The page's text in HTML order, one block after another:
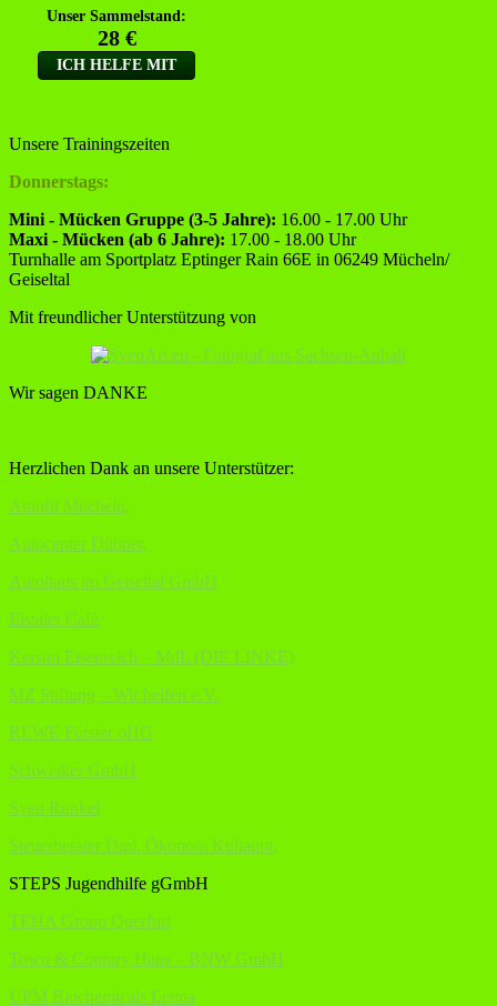
Unsere Trainingszeiten
Donnerstags:
Mini - Mücken Gruppe (3-5 Jahre): 16.00 - 17.00 Uhr
Maxi - Mücken (ab 6 Jahre): 17.00 - 18.00 Uhr
Turnhalle am Sportplatz Eptinger Rain 66E in 06249 Mücheln/
Geiseltal
Mit freundlicher Unterstützung von
Wir sagen DANKE
Herzlichen Dank an unsere Unterstützer:
Autofit Mücheln,
Autocenter Dübner,
Autohaus im Geiseltal GmbH
Eistaler Cafè
Kerstin Eisenreich – MdL (DIE LINKE)
MZ Stiftung – Wir helfen e.V.
REWE Förster oHG
Schweiker GmbH
Sven Runkel
Steuerberater Dipl. Ökonom Kuhaupt,
STEPS Jugendhilfe gGmbH
TEHA Group Querfurt
Town & Country Haus – BNW GmbH
UPM Biochemicals Leuna